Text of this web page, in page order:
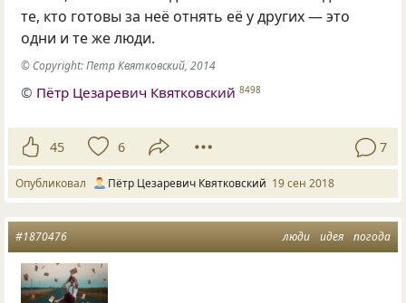
те, кто готовы за неё отнять её у других — это
одни и те же люди.
© Copyright: Петр Квятковский, 2014
© Пётр Цезаревич Квятковский 8498
45 6 7
Опубликовал Пётр Цезаревич Квятковский 19 сен 2018
люди идея погода
#1870476